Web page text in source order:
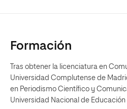
Formación
Tras obtener la licenciatura en
Universidad Complutense de
en Periodismo Científico y
Universidad Nacional de Educación